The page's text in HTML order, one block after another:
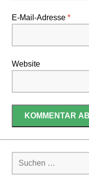
E-Mail-Adresse *
Website